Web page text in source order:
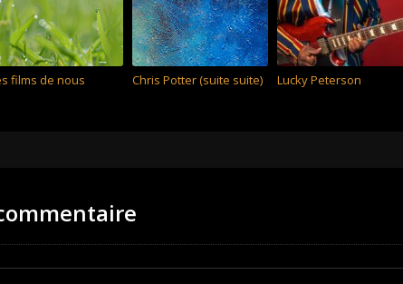
films de nous Chris Potter (suite suite) Lucky Peterson